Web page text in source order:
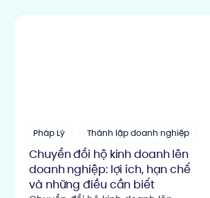
Pháp Lý Thành lập doanh nghiệp
Chuyển đổi hộ kinh doanh lên
doanh nghiệp: lợi ích, hạn chế
và những điều cần biết